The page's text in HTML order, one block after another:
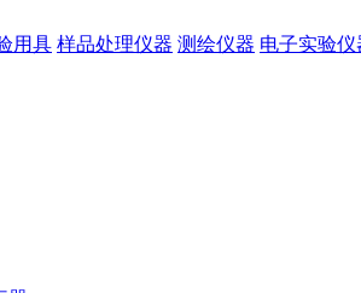
用具 样品处理仪器 测绘仪器 电子实验仪